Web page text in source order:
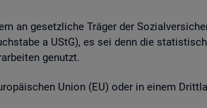
an ge­setz­li­che Trä­ger der
a UStG), es sei denn die
ge­nutzt.
Union (EU) oder in einem